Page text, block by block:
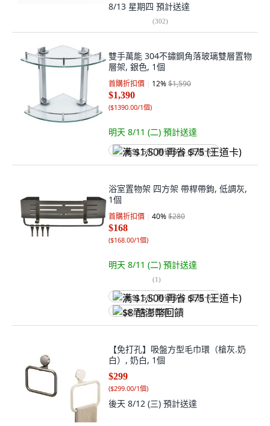
8/13 星期四 預計送達
(302)
雙手萬能 304不鏽鋼角落玻璃雙層置物
層架, 銀色, 1個
首購折扣價 12%$1,590
$1,390
($1390.00/1個)
明天 8/11 (二) 預計送達
满 $1,500 再省 $75 (王道卡)
浴室置物架 四方架 帶桿帶鉤, 低調灰,
1個
首購折扣價 40%$280
$168
($168.00/1個)
明天 8/11 (二) 預計送達
(1)
满 $1,500 再省 $75 (王道卡)
$8 酷澎幣回饋
【免打孔】吸盤方型毛巾環（槍灰.奶
白）, 奶白, 1個
$299
($299.00/1個)
後天 8/12 (三) 預計送達